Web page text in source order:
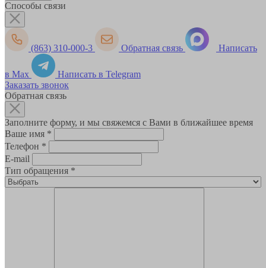
Способы связи
(863) 310-000-3 Обратная связь Написать
в Max
Написать в Telegram
Заказать звонок
Обратная связь
Заполните форму, и мы свяжемся с Вами в ближайшее время
Ваше имя *
Телефон *
E-mail
Тип обращения *